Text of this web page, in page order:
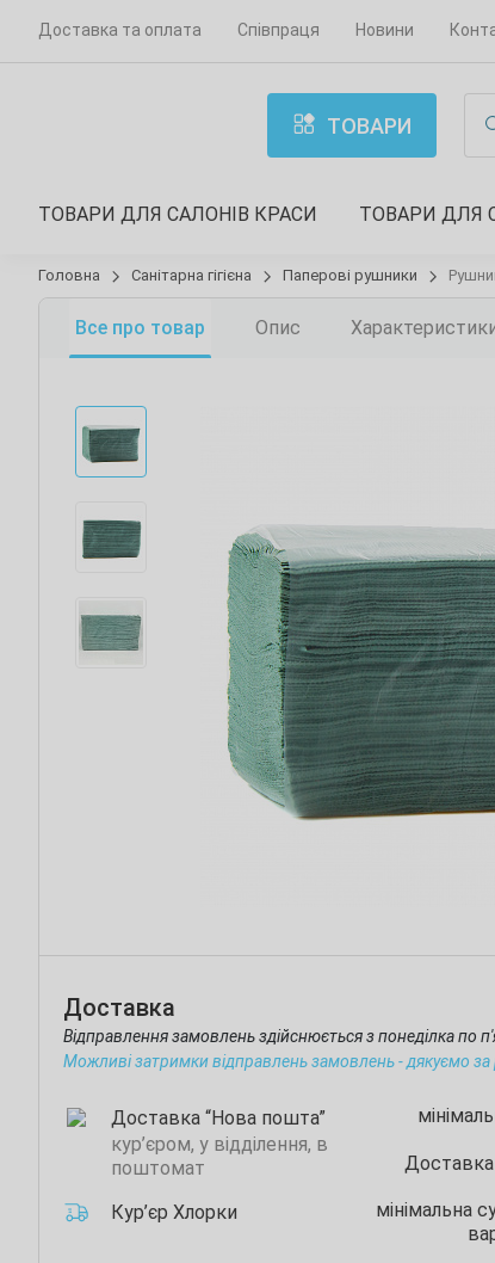
Доставка та оплата Співпраця Новини
ТОВАРИ
ТОВАРИ ДЛЯ САЛОНІВ КРАСИ ТОВАРИ ДЛЯ
Головна Санітарна гігієна Паперові рушники
Все про товар Опис
Доставка
Відправлення замовлень здійснюється з понеділка по
Можливі затримки відправлень замовлень - дякуємо за
Доставка “Нова пошта”
кур’єром, у відділення, в
поштомат
Кур’єр Хлорки
мінімальна